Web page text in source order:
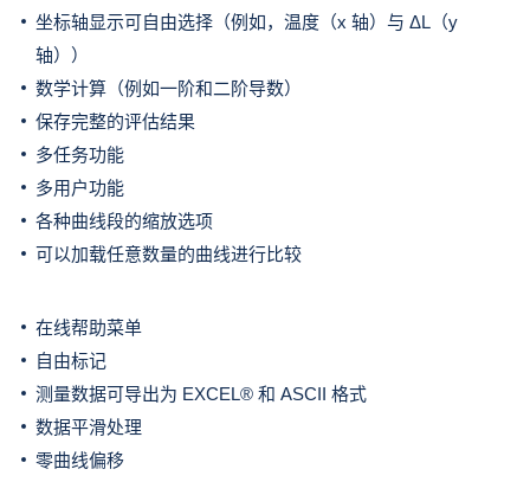
坐标轴显示可自由选择（例如，温度（x 轴）与 ΔL（y
轴））
数学计算（例如一阶和二阶导数）
保存完整的评估结果
多任务功能
多用户功能
各种曲线段的缩放选项
可以加载任意数量的曲线进行比较
在线帮助菜单
自由标记
测量数据可导出为 EXCEL® 和 ASCII 格式
数据平滑处理
零曲线偏移